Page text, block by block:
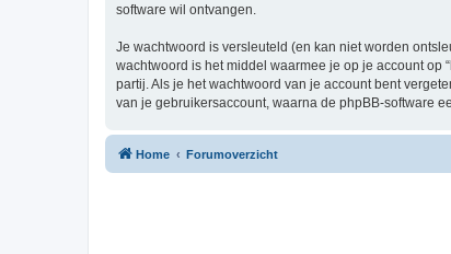
software wil ontvangen.
Je wachtwoord is versleuteld (en kan niet worden
wachtwoord is het middel waarmee je op je account op
partij. Als je het wachtwoord van je account bent
van je gebruikersaccount, waarna de phpBB-software
Home Forumoverzicht